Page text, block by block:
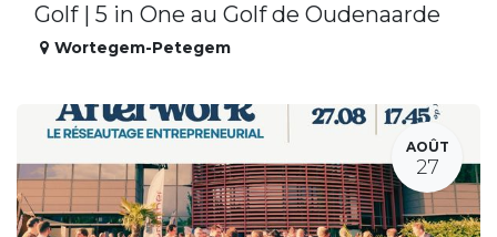
Golf | 5 in One au Golf de Oudenaarde
Wortegem-Petegem
AOÛT
27